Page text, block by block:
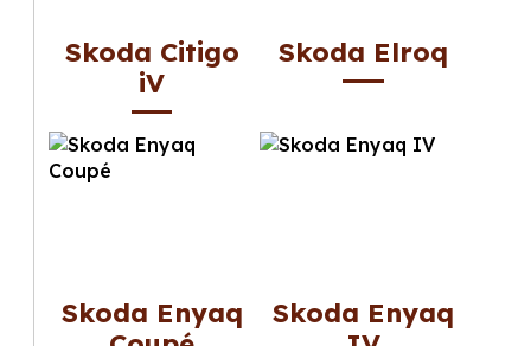
Skoda Citigo
iV
Skoda Elroq
Skoda Enyaq
Skoda Enyaq